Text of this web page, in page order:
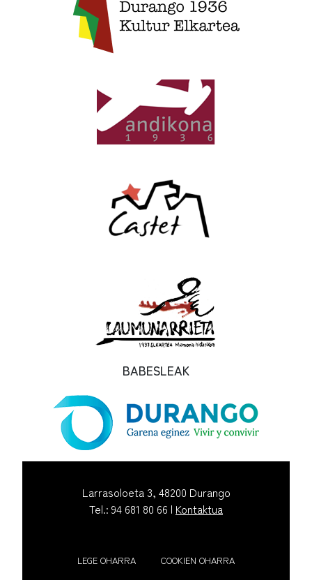
BABESLEAK
Larrasoloeta 3, 48200 Durango
Tel.: 94 681 80 66 | Kontaktua
LEGE OHARRA COOKIEN OHARRA